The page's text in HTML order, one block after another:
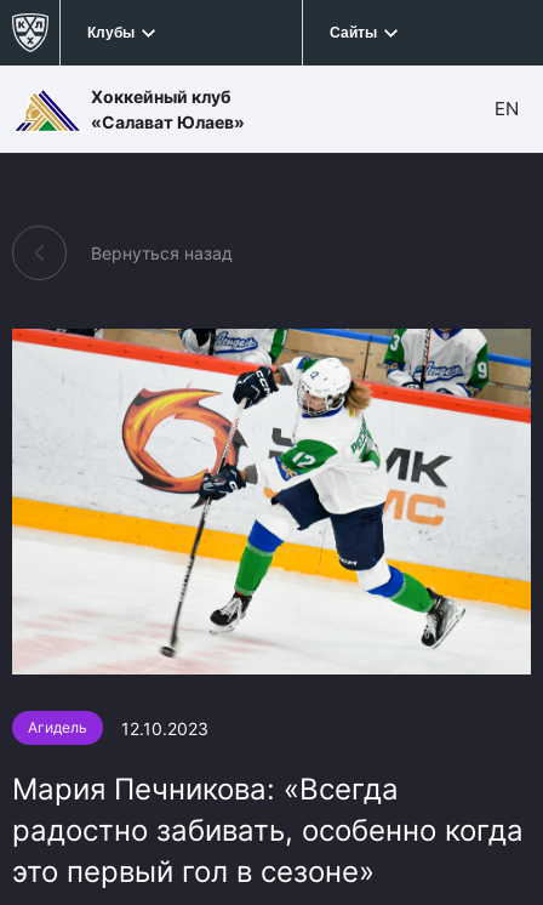
Клубы Сайты
Хоккейный клуб
«Салават Юлаев»
EN
Вернуться назад
Агидель 12.10.2023
Мария Печникова: «Всегда
радостно забивать, особенно когда
это первый гол в сезоне»